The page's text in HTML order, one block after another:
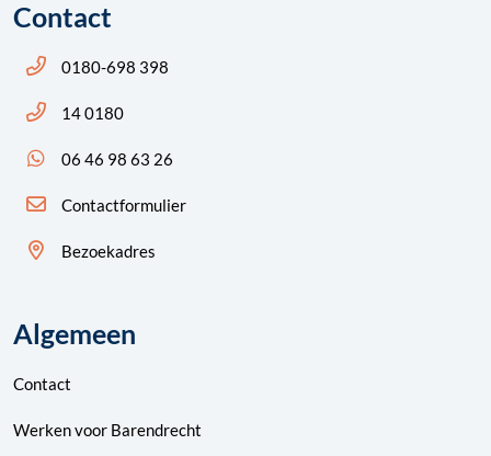
Contact
Bel ons: 14 0180
0180-698 398
Bel ons: 14 0180
14 0180
App ons: 06 46 98 63 26 (WhatsApp)
06 46 98 63 26
Contactformulier
Bezoekadres
Algemeen
Contact
Werken voor Barendrecht